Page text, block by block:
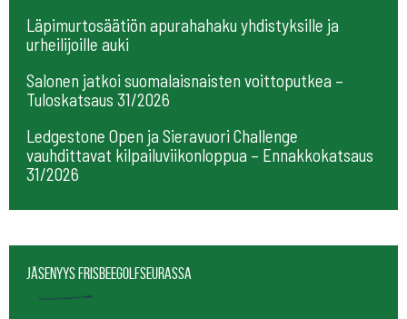
Läpimurtosäätiön apurahahaku yhdistyksille ja
urheilijoille auki
Salonen jatkoi suomalaisnaisten voittoputkea –
Tuloskatsaus 31/2026
Ledgestone Open ja Sieravuori Challenge
vauhdittavat kilpailuviikonloppua – Ennakkokatsaus
31/2026
Jäsenyys frisbeegolfseurassa